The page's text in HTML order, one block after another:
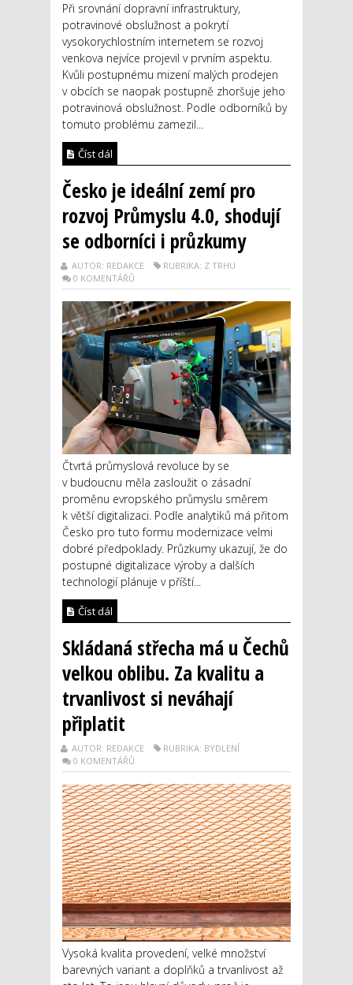
Při srovnání dopravní infrastruktury,
potravinové obslužnost a pokrytí
vysokorychlostním internetem se rozvoj
venkova nejvíce projevil v prvním aspektu.
Kvůli postupnému mizení malých prodejen
v obcích se naopak postupně zhoršuje jeho
potravinová obslužnost. Podle odborníků by
tomuto problému zamezil...
Číst dál
Česko je ideální zemí pro
rozvoj Průmyslu 4.0, shodují
se odborníci i průzkumy
AUTOR: REDAKCE
RUBRIKA: Z TRHU
0 KOMENTÁŘŮ
Čtvrtá průmyslová revoluce by se
v budoucnu měla zasloužit o zásadní
proměnu evropského průmyslu směrem
k větší digitalizaci. Podle analytiků má přitom
Česko pro tuto formu modernizace velmi
dobré předpoklady. Průzkumy ukazují, že do
postupné digitalizace výroby a dalších
technologií plánuje v příští...
Číst dál
Skládaná střecha má u Čechů
velkou oblibu. Za kvalitu a
trvanlivost si neváhají
připlatit
AUTOR: REDAKCE
RUBRIKA: BYDLENÍ
0 KOMENTÁŘŮ
Vysoká kvalita provedení, velké množství
barevných variant a doplňků a trvanlivost až